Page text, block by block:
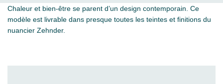
Chaleur et bien-être se parent d’un design contemporain. Ce
modèle est livrable dans presque toutes les teintes et finitions du
nuancier Zehnder.